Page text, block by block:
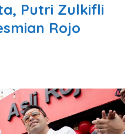
Putri Zulkifli
Rojo